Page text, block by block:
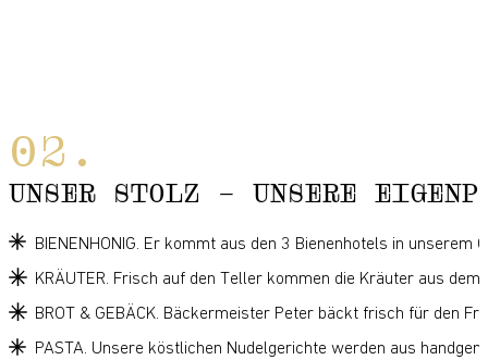
UNSER STOLZ – UNSERE
BIENENHONIG. Er kommt aus den 3 Bienenhotels in
KRÄUTER. Frisch auf den Teller kommen die Kräuter aus
BROT & GEBÄCK. Bäckermeister Peter bäckt frisch für den
PASTA. Unsere köstlichen Nudelgerichte werden aus